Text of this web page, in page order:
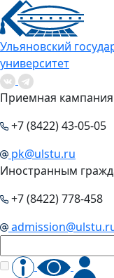
Ульяновский
университет
Приемная кампания
+7 (8422) 43-05-05
pk@ulstu.ru
Иностранным
+7 (8422) 778-458